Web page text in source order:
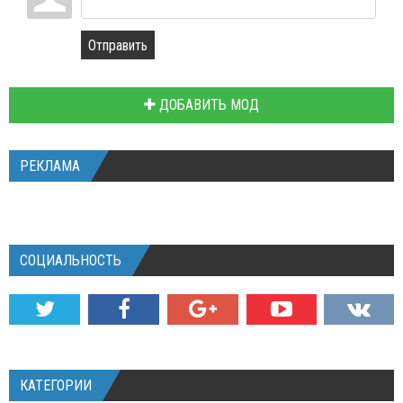
Отправить
ДОБАВИТЬ МОД
РЕКЛАМА
СОЦИАЛЬНОСТЬ
КАТЕГОРИИ